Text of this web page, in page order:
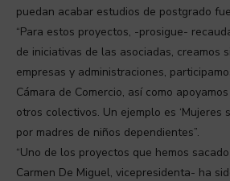
puedan acabar estudios de postgrado
“Para estos proyectos, -prosigue-
de iniciativas de las asociadas, creamos
empresas y administraciones,
Cámara de Comercio, así como
otros colectivos. Un ejemplo es ‘Mujeres
por madres de niños dependientes”.
“Uno de los proyectos que hemos
Carmen De Miguel, vicepresidenta- ha